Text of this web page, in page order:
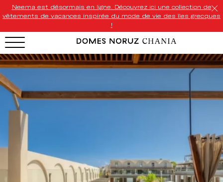
Neema est désormais en ligne. Découvrez ici une collection de
vêtements de vacances inspirée du mode de vie des îles grecques
!
HOTEL MENU
Domes Homepage
Our Resorts
Our Destinations
Our Brands
Signature Concepts